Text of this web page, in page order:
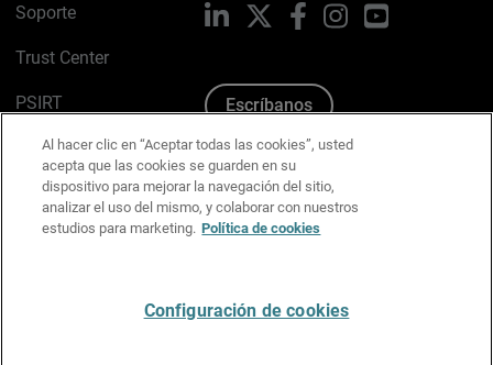
Soporte
Trust Center
PSIRT
Política de cookies
Política de privacidad
Kit de medios y marca
LinkedIn FacebookInstagramYouTube
Escríbanos
Al hacer clic en “Aceptar todas las cookies”, usted
acepta que las cookies se guarden en su
dispositivo para mejorar la navegación del sitio,
analizar el uso del mismo, y colaborar con nuestros
estudios para marketing. Política de cookies
Configuración de cookies